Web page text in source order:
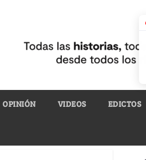
OPINIÓN VIDEOS EDICTOS